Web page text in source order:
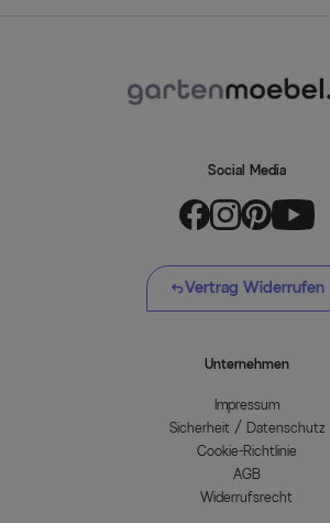
Social Media
Vertrag Widerrufen
Unternehmen
Impressum
Sicherheit / Datenschutz
Cookie-Richtlinie
AGB
Widerrufsrecht